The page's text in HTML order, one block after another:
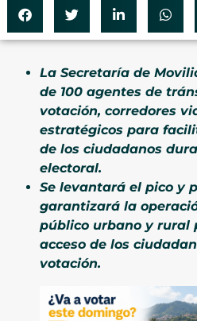
La Secretaría de
de 100 agentes de
votación, corredores
estratégicos para
de los ciudadanos
electoral.
Se levantará el pico y
garantizará la
público urbano y rural
acceso de los
votación.